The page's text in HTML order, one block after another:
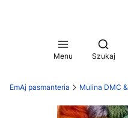
Menu Szukaj
EmAj pasmanteria Mulina DMC